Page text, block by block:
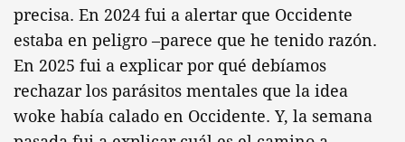
precisa. En 2024 fui a alertar que Occidente
estaba en peligro –parece que he tenido razón.
En 2025 fui a explicar por qué debíamos
rechazar los parásitos mentales que la idea
woke había calado en Occidente. Y, la semana